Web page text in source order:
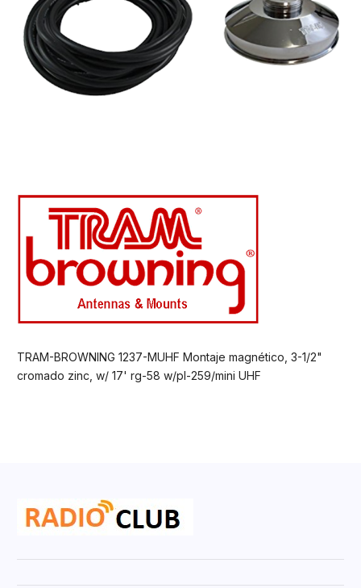
TRAM-BROWNING 1237-MUHF Montaje magnético, 3-1/2"
cromado zinc, w/ 17' rg-58 w/pl-259/mini UHF